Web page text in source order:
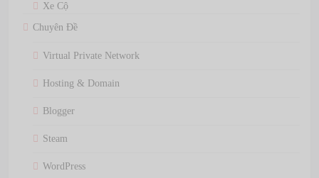
Xe Cộ
Chuyên Đề
Virtual Private Network
Hosting & Domain
Blogger
Steam
WordPress